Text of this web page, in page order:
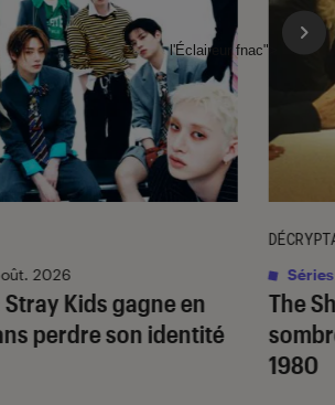
Kids gagne en
perdre son identité
2026
The
1980
Séries
l'Éclaireur fnac">